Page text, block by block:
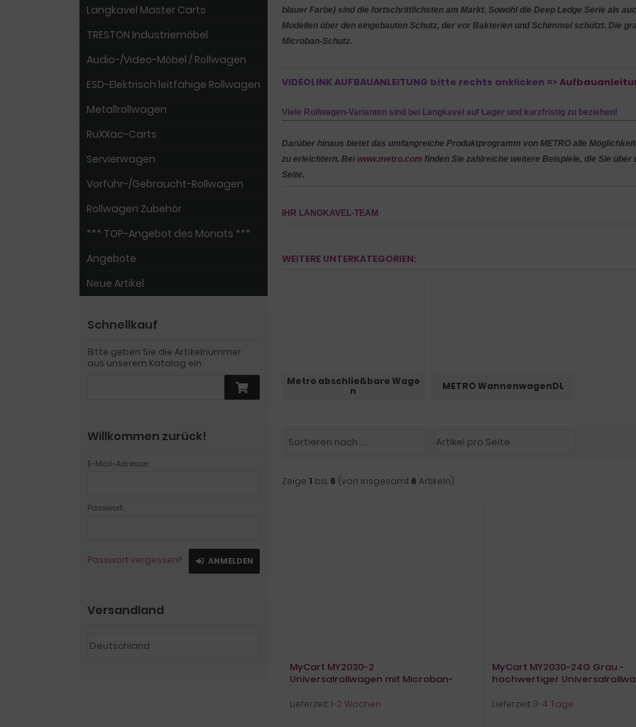
blauer Farbe) sind die fortschrittlichsten am Markt. Sowohl die Deep Ledge Serie als
Modellen über den eingebauten Schutz, der vor Bakterien und Schimmel schützt. Die
Microban-Schutz.
VIDEOLINK AUFBAUANLEITUNG bitte rechts anklicken =>
Viele Rollwagen-Varianten sind bei Langkavel auf Lager und kurzfristig zu beziehen!
Darüber hinaus bietet das umfangreiche Produktprogramm von METRO alle
zu erleichtern. Bei www.metro.com finden Sie zahlreiche weitere Beispiele, die Sie
Seite.
IHR LANGKAVEL-TEAM
WEITERE UNTERKATEGORIEN:
Metro abschließbare Wage
n
METRO WannenwagenDL
Zeige 1 bis 6 (von insgesamt 6 Artikeln)
MyCart MY2030-2
Universalrollwagen mit Microban-
Lieferzeit:1-2 Wochen
MyCart MY2030-24G Grau -
hochwertiger
Lieferzeit:3-4 Tage
Langkavel Master Carts
TRESTON Industriemöbel
Audio-/Video-Möbel / Rollwagen
ESD-Elektrisch leitfähige Rollwagen
Metallrollwagen
RuXXac-Carts
Servierwagen
Vorführ-/Gebraucht-Rollwagen
Rollwagen Zubehör
*** TOP-Angebot des Monats ***
Angebote
Neue Artikel
Schnellkauf
Bitte geben Sie die Artikelnummer
aus unserem Katalog ein.
Willkommen zurück!
E-Mail-Adresse:
Passwort:
Passwort vergessen? ANMELDEN
Versandland